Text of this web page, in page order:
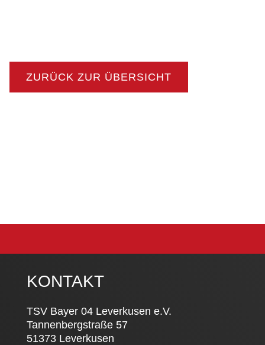
ZURÜCK ZUR ÜBERSICHT
KONTAKT
TSV Bayer 04 Leverkusen e.V.
Tannenbergstraße 57
51373 Leverkusen